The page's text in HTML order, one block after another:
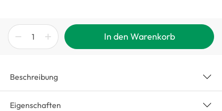
In den Warenkorb
Beschreibung
Eigenschaften